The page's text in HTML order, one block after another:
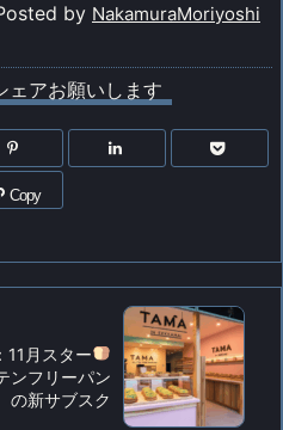
by NakamuraMoriyoshi
ェアお願いします
Copy
11月スター
ンフリーパン
の新サブスク